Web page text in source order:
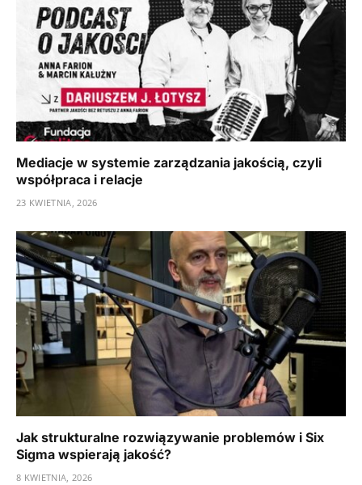
Mediacje w systemie zarządzania jakością, czyli
współpraca i relacje
23 KWIETNIA, 2026
Jak strukturalne rozwiązywanie problemów i Six
Sigma wspierają jakość?
8 KWIETNIA, 2026